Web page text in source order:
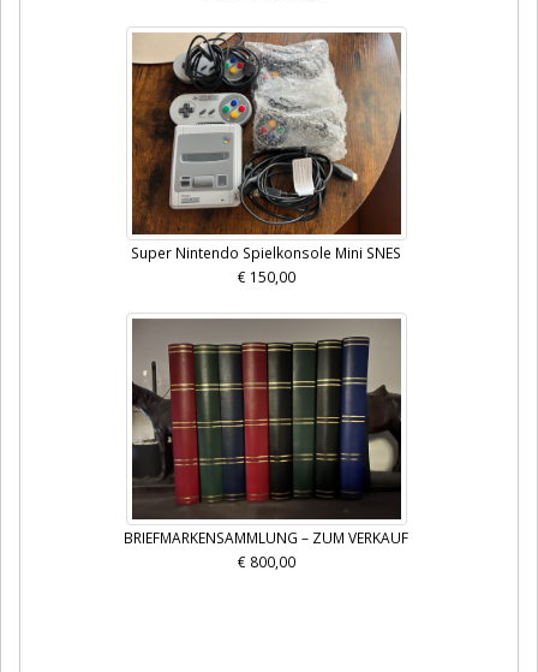
Super Nintendo Spielkonsole Mini SNES
€ 150,00
BRIEFMARKENSAMMLUNG – ZUM VERKAUF
€ 800,00